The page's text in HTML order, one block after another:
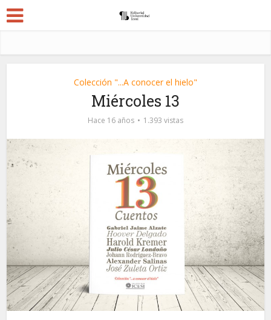
Colección "...A conocer el hielo"
Miércoles 13
Hace 16 años 1.393 vistas